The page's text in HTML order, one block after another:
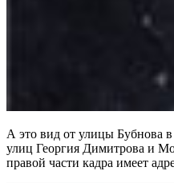
А это вид от улицы Бубнова в
улиц Георгия Димитрова и
правой части кадра имеет